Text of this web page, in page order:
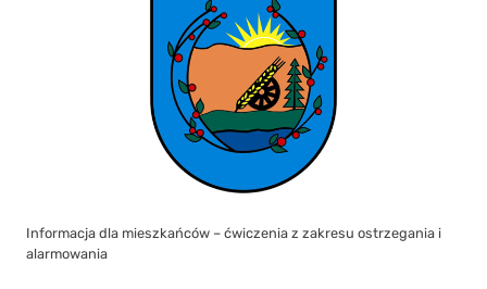
Informacja dla mieszkańców – ćwiczenia z zakresu ostrzegania i
alarmowania